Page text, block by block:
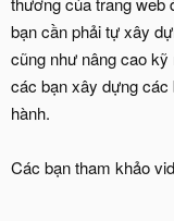
bạn cần phải tự xây
cũng như nâng cao
các bạn xây dựng các
hành.
Các bạn tham khảo